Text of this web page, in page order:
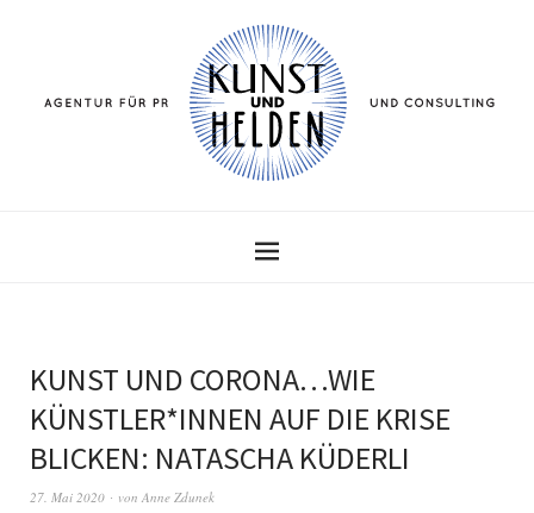
KUNST UND CORONA…WIE
KÜNSTLER*INNEN AUF DIE KRISE
BLICKEN: NATASCHA KÜDERLI
27. Mai 2020 von Anne Zdunek